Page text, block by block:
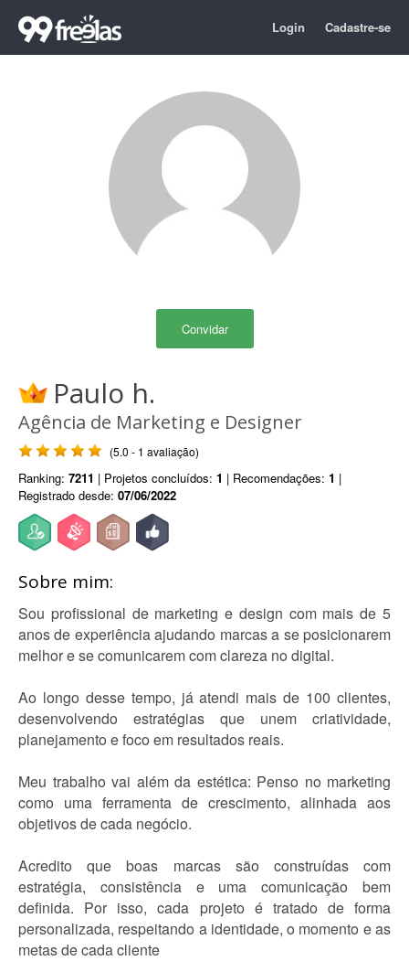
Login Cadastre-se
Convidar
Paulo h.
Agência de Marketing e Designer
(5.0 - 1 avaliação)
Ranking: 7211 | Projetos concluídos: 1 | Recomendações: 1 |
Registrado desde: 07/06/2022
Sobre mim:
Sou profissional de marketing e design com mais de 5
anos de experiência ajudando marcas a se posicionarem
melhor e se comunicarem com clareza no digital.
Ao longo desse tempo, já atendi mais de 100 clientes,
desenvolvendo estratégias que unem criatividade,
planejamento e foco em resultados reais.
Meu trabalho vai além da estética: Penso no marketing
como uma ferramenta de crescimento, alinhada aos
objetivos de cada negócio.
Acredito que boas marcas são construídas com
estratégia, consistência e uma comunicação bem
definida. Por isso, cada projeto é tratado de forma
personalizada, respeitando a identidade, o momento e as
metas de cada cliente